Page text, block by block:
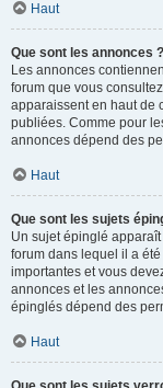
Haut
Que sont les annonces ?
Les annonces
forum que vous
apparaissent en haut de
publiées. Comme pour
annonces dépend des
Haut
Que sont les sujets
Un sujet épinglé
forum dans lequel il a
importantes et vous
annonces et les
épinglés dépend des
Haut